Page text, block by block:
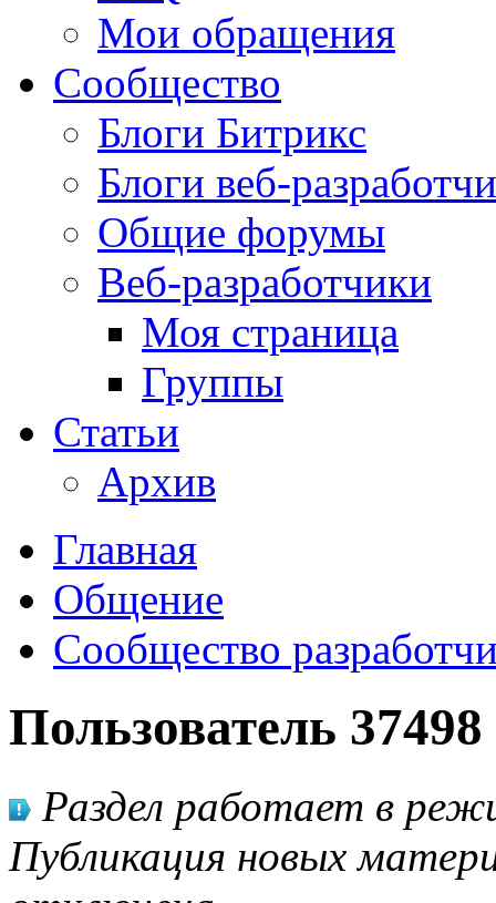
Мои обращения
Сообщество
Блоги Битрикс
Блоги веб-
Общие форумы
Веб-разработчики
Моя страница
Группы
Статьи
Архив
Главная
Общение
Сообщество
Пользователь 37498
Раздел работает в
Публикация новых